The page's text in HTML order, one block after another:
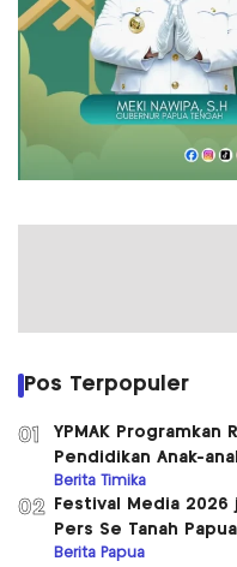
Pos Terpopuler
01
YPMAK Programkan
Pendidikan Anak-
Berita Timika
02
Festival Media 2026
Pers Se Tanah Papua
Berita Papua